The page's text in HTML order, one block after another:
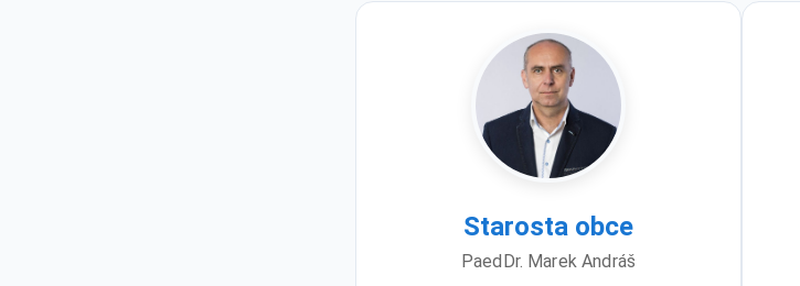
Starosta obce
PaedDr. Marek Andráš